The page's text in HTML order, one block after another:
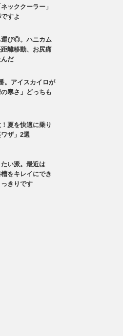
ッククーラー」
すよ
運び◎。ハニカム
離移動、お尻痛
だ
。アイスカイロが
の寒さ」どっちも
夏を快適に乗り
ザ」2選
い派。最近は
槽をキレイにでき
きりです